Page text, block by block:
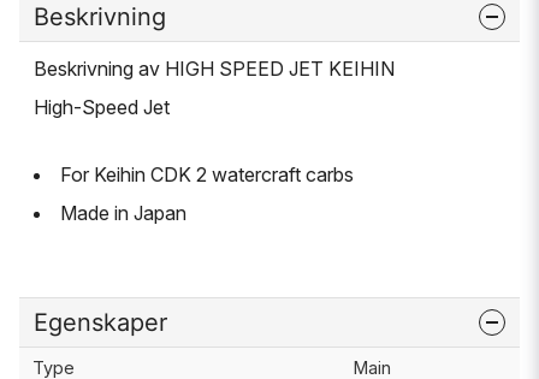
Beskrivning
Beskrivning av HIGH SPEED JET KEIHIN
High-Speed Jet
For Keihin CDK 2 watercraft carbs
Made in Japan
Egenskaper
Type Main